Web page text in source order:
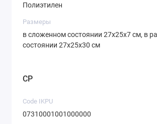
Полиэтилен
Размеры
в сложенном состоянии 27х25х7 см, в
состоянии 27х25х30 см
CP
Code IKPU
07310001001000000